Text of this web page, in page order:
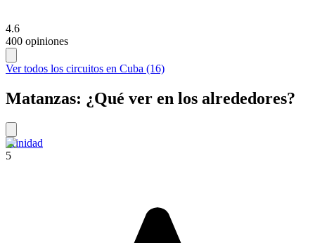
4.6
400 opiniones
Ver todos los circuitos en Cuba (16)
Matanzas: ¿Qué ver en los alrededores?
Trinidad
5